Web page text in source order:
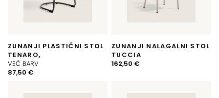
ZUNANJI PLASTIČNI STOL
TENARO,
VEČ BARV
87,50 €
ZUNANJI NALAGALNI STOL
TUCCIA
162,50 €